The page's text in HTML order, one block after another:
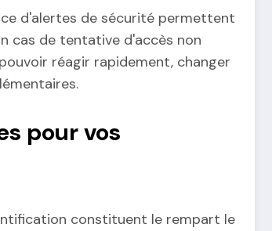
d'alertes de sécurité permettent
cas de tentative d'accès non
réagir rapidement, changer
pour vos
constituent le rempart le